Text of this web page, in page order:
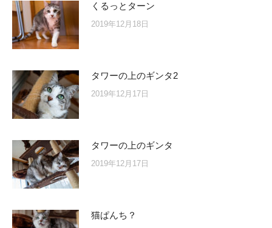
くるっとターン
2019年12月18日
タワーの上のギンタ2
2019年12月17日
タワーの上のギンタ
2019年12月17日
猫ぱんち？